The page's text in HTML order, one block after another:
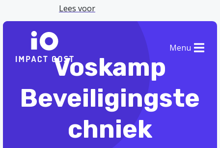
Lees voor
Menu
Voskamp
Beveiligingste
chniek